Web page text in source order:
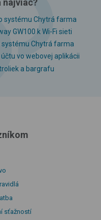
systému Chytrá farma
GW100 k Wi-Fi sieti
systému Chytrá farma
vo webovej aplikácii
a bargrafu
sťažností